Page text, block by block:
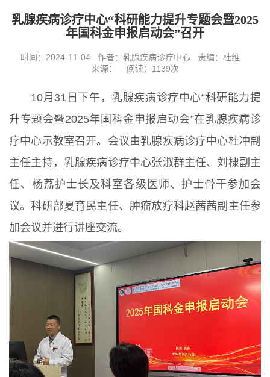
乳腺疾病诊疗中心“科研能力提升专题会暨2025
年国科金申报启动会”召开
时间：2024-11-04 作者：乳腺疾病诊疗中心
责编：杜维
来源：
阅读： 1139次
10月31日下午，乳腺疾病诊疗中心“科研能力提
升专题会暨2025年国科金申报启动会”在乳腺疾病诊
疗中心示教室召开。会议由乳腺疾病诊疗中心杜冲副
主任主持，乳腺疾病诊疗中心张淑群主任、刘棣副主
任、杨荔护士长及科室各级医师、护士骨干参加会
议。科研部夏育民主任、肿瘤放疗科赵茜茜副主任参
加会议并进行讲座交流。